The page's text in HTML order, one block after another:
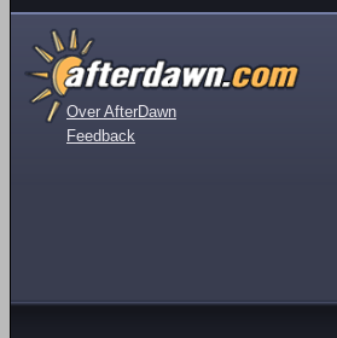
Over AfterDawn
Feedback